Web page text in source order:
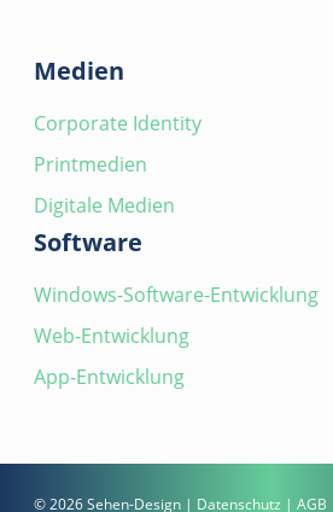
Medien
Corporate Identity
Printmedien
Digitale Medien
Software
Windows-Software-Entwicklung
Web-Entwicklung
App-Entwicklung
© 2026 Sehen-Design | Datenschutz | AGB